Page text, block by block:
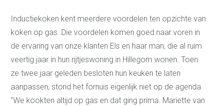
Inductiekoken kent meerdere voordelen ten opzichte van
koken op gas. Die voordelen komen goed naar voren in
de ervaring van onze klanten Els en haar man, die al ruim
veertig jaar in hun rijtjeswoning in Hillegom wonen. Toen
ze twee jaar geleden besloten hun keuken te laten
aanpassen, stond het fornuis eigenlijk niet op de agenda.
"We kookten altijd op gas en dat ging prima. Mariette van